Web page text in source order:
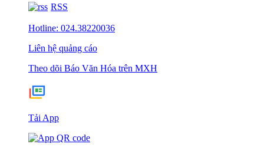
RSS
Hotline: 024.38220036
Liên hệ quảng cáo
Theo dõi Báo Văn Hóa trên MXH
Tải App